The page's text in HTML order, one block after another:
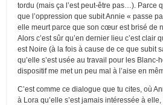
tordu (mais ça l’est peut-être pas…). Parce
que l’oppression que subit Annie « passe
elle meurt parce que son cœur est brisé de
Alors c’est sûr qu’en dernier lieu c’est clair
est Noire (à la fois à cause de ce que subit
qu’elle s’est usée au travail pour les Blanc-
dispositif me met un peu mal à l’aise en
C’est comme ce dialogue que tu cites, où
à Lora qu’elle s’est jamais intéressée à